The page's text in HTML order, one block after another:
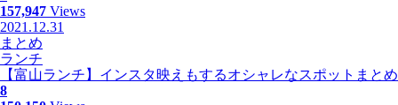
157,947 Views
2021.12.31
まとめ
ランチ
【富山ランチ】インスタ映えもするオシャレなスポットまとめ
8